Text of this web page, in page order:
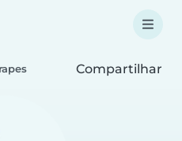
Compartilhar